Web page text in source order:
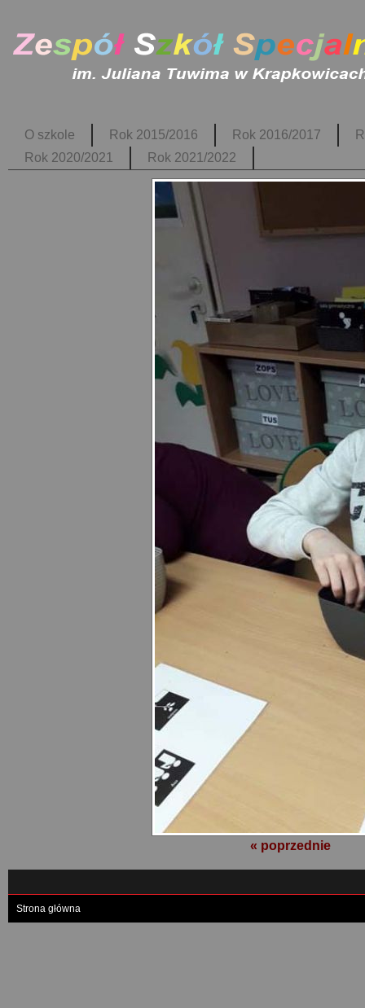
O szkole Rok 2015/2016 Rok 2016/2017
Rok 2020/2021
Rok 2021/2022
« poprzednie
Strona główna